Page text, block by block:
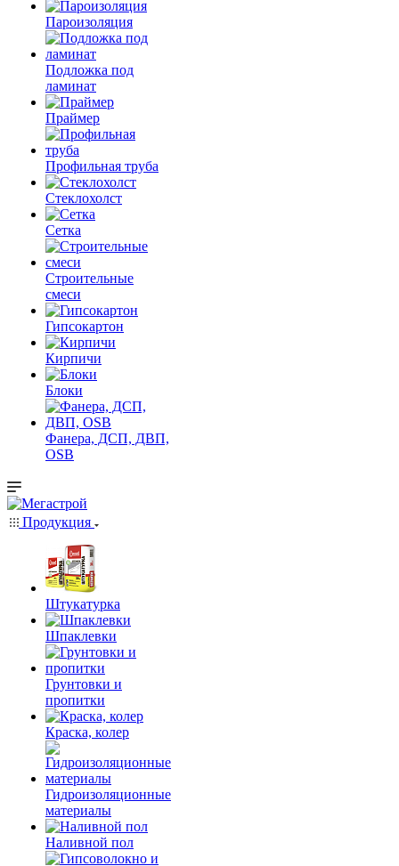
Пароизоляция
Подложка под
ламинат
Праймер
Профильная труба
Стеклохолст
Сетка
Строительные
смеси
Гипсокартон
Кирпичи
Блоки
Фанера, ДСП, ДВП,
OSB
Продукция
Штукатурка
Шпаклевки
Грунтовки и
пропитки
Краска, колер
Гидроизоляционные
материалы
Наливной пол